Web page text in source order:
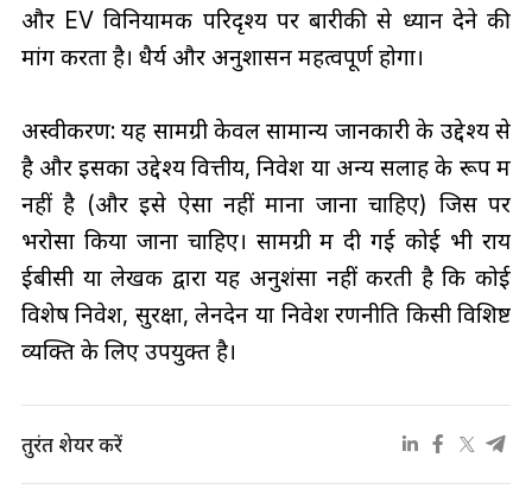
और EV विनियामक परिदृश्य पर बारीकी से ध्यान देने की
मांग करता है। धैर्य और अनुशासन महत्वपूर्ण होगा।
अस्वीकरण: यह सामग्री केवल सामान्य जानकारी के उद्देश्य से
है और इसका उद्देश्य वित्तीय, निवेश या अन्य सलाह के रूप में
नहीं है (और इसे ऐसा नहीं माना जाना चाहिए) जिस पर
भरोसा किया जाना चाहिए। सामग्री में दी गई कोई भी राय
ईबीसी या लेखक द्वारा यह अनुशंसा नहीं करती है कि कोई
विशेष निवेश, सुरक्षा, लेनदेन या निवेश रणनीति किसी विशिष्ट
व्यक्ति के लिए उपयुक्त है।
तुरंत शेयर करें